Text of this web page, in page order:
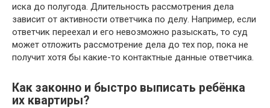
иска до полугода. Длительность рассмотрения дела
зависит от активности ответчика по делу. Например, если
ответчик переехал и его невозможно разыскать, то суд
может отложить рассмотрение дела до тех пор, пока не
получит хотя бы какие-то контактные данные ответчика.
Как законно и быстро выписать ребёнка
их квартиры?